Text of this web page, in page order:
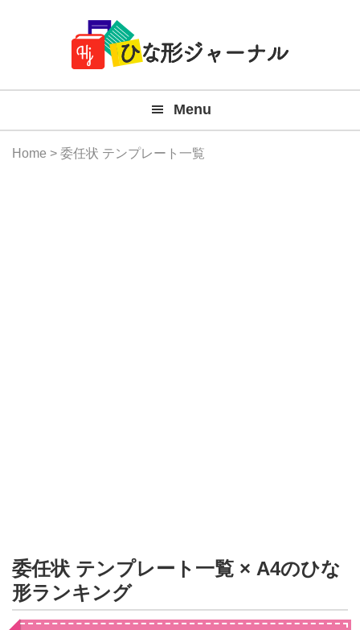
Navigation
料
テ
Menu
Home > 委任状 テンプレート一覧
委任状 テンプレート一覧 × A4のひな
形ランキング